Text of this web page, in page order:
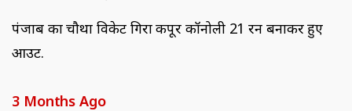
पंजाब का चौथा विकेट गिरा कपूर कॉनोली 21 रन बनाकर हुए
आउट.
3 Months Ago